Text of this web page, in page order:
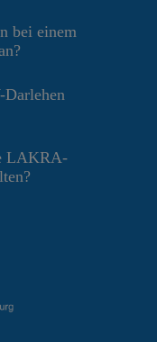
bei einem
LAKRA-